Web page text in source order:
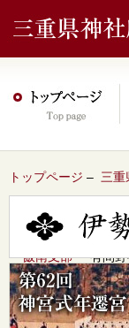
トップページ – 三重
content/themes/
–飯南支部– 有間野